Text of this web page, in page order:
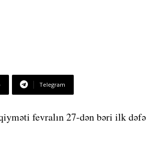
Telegram
fevralın 27-dən bəri ilk dəfə